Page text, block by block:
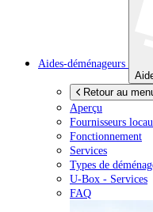
Aides-déménageurs
Retour au
Aperçu
Fournisseurs
Fonctionnement
Services
Types de
U-Box - Services
FAQ